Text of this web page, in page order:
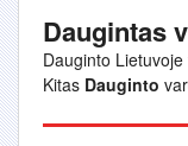
Daugintas
Dauginto
Kitas Dauginto